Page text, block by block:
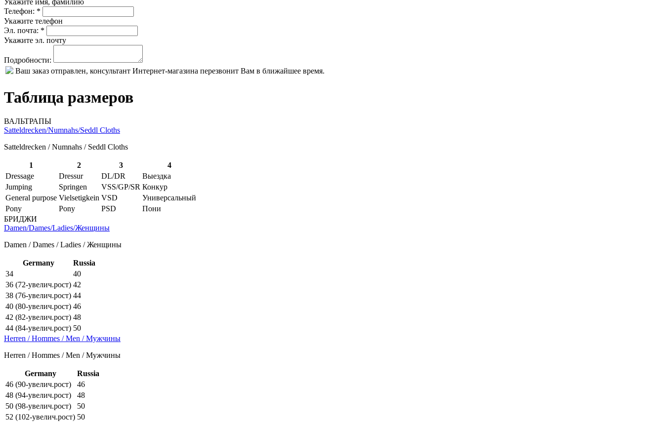
Укажите имя, фамилию
Телефон: *
Укажите телефон
Эл. почта: *
Укажите эл. почту
Подробности:
Ваш заказ отправлен, консультант Интернет-магазина перезвонит Вам в ближайшее время.
Таблица размеров
ВАЛЬТРАПЫ
Satteldrecken/Numnahs/Seddl Cloths
Satteldrecken / Numnahs / Seddl Cloths
1 2 3
4
Dressage
Dressur DL/DR
Выездка
Jumping
Springen VSS/GP/SR Конкур
General purpose Vielsetigkein VSD
Универсальный
Pony
Pony PSD
Пони
БРИДЖИ
Damen/Dames/Ladies/Женщины
Damen / Dames / Ladies / Женщины
Germany
Russia
34
40
36 (72-увелич.рост) 42
38 (76-увелич.рост) 44
40 (80-увелич.рост) 46
42 (82-увелич.рост) 48
44 (84-увелич.рост) 50
Herren / Hommes / Men / Мужчины
Herren / Hommes / Men / Мужчины
Germany
Russia
46 (90-увелич.рост)
46
48 (94-увелич.рост)
48
50 (98-увелич.рост)
50
52 (102-увелич.рост) 50